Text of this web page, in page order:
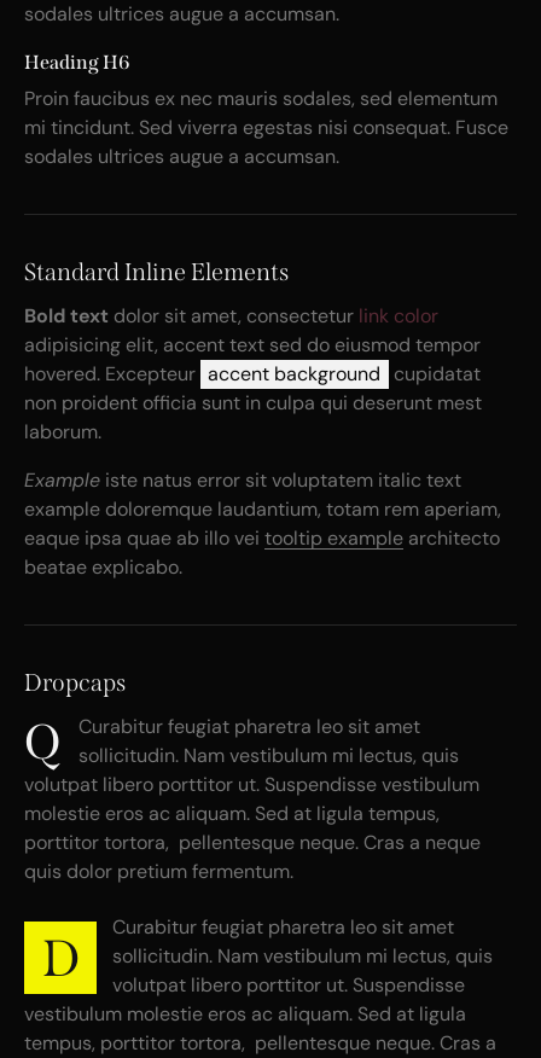
sodales ultrices augue a accumsan.
Heading H6
Proin faucibus ex nec mauris sodales, sed elementum
mi tincidunt. Sed viverra egestas nisi consequat. Fusce
sodales ultrices augue a accumsan.
Standard Inline Elements
Bold text dolor sit amet, consectetur link color
adipisicing elit, accent text sed do eiusmod tempor
hovered. Excepteur accent background
cupidatat
non proident officia sunt in culpa qui deserunt mest
laborum.
Example iste natus error sit voluptatem italic text
example doloremque laudantium, totam rem aperiam,
eaque ipsa quae ab illo vei tooltip example architecto
beatae explicabo.
Dropcaps
Q
Curabitur feugiat pharetra leo sit amet
sollicitudin. Nam vestibulum mi lectus, quis
volutpat libero porttitor ut. Suspendisse vestibulum
molestie eros ac aliquam. Sed at ligula tempus,
porttitor tortora, pellentesque neque. Cras a neque
quis dolor pretium fermentum.
D
Curabitur feugiat pharetra leo sit amet
sollicitudin. Nam vestibulum mi lectus, quis
volutpat libero porttitor ut. Suspendisse
vestibulum molestie eros ac aliquam. Sed at ligula
tempus, porttitor tortora, pellentesque neque. Cras a